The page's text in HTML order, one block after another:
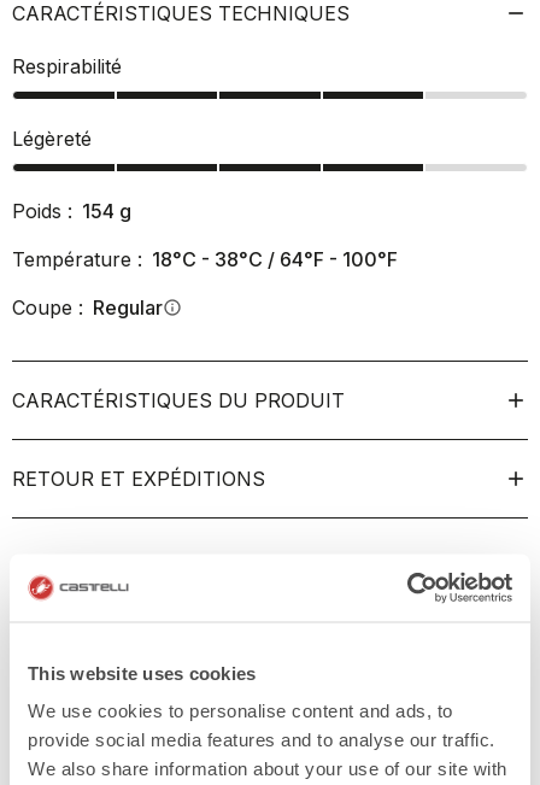
This website uses cookies
We use cookies to personalise content and ads, to
provide social media features and to analyse our traffic.
We also share information about your use of our site with
CARACTÉRISTIQUES TECHNIQUES
Respirabilité
Légèreté
Poids : 154 g
Température : 18°C - 38°C / 64°F - 100°F
Coupe : Regularinfo
CARACTÉRISTIQUES DU PRODUIT
RETOUR ET EXPÉDITIONS